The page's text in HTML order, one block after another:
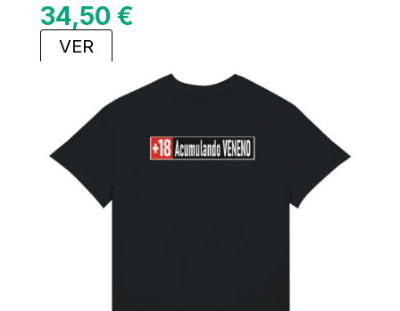
34,50 €
VER